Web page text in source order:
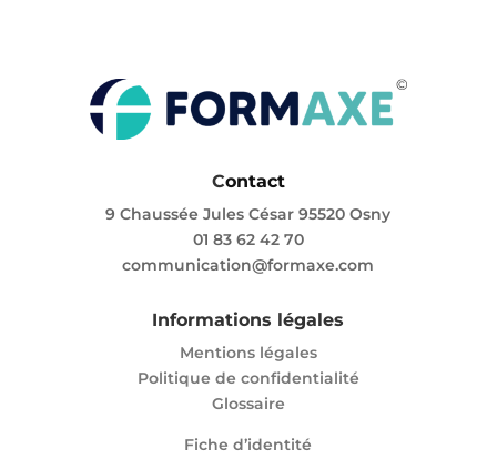
Contact
9 Chaussée Jules César 95520 Osny
01 83 62 42 70
communication@formaxe.com
Informations légales
Mentions légales
Politique de confidentialité
Glossaire
Fiche d’identité